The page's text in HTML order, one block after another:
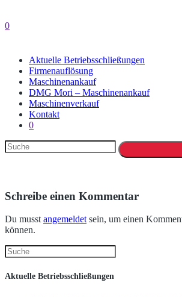
0
Aktuelle Betriebsschließungen
Firmenauflösung
Maschinenankauf
DMG Mori – Maschinenankauf
Maschinenverkauf
Kontakt
0
Schreibe einen Kommentar
Du musstangemeldetsein, um einen
können.
Aktuelle Betriebsschließungen